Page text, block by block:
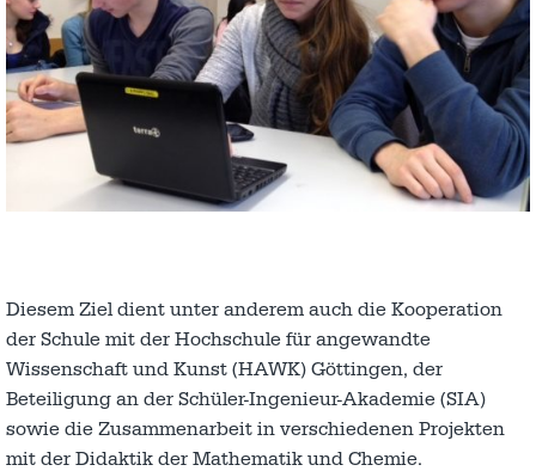
Diesem Ziel dient unter anderem auch die Kooperation
der Schule mit der Hochschule für angewandte
Wissenschaft und Kunst (HAWK) Göttingen, der
Beteiligung an der Schüler-Ingenieur-Akademie (SIA)
sowie die Zusammenarbeit in verschiedenen Projekten
mit der Didaktik der Mathematik und Chemie.